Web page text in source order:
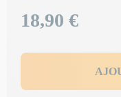
Prix
18,90 €